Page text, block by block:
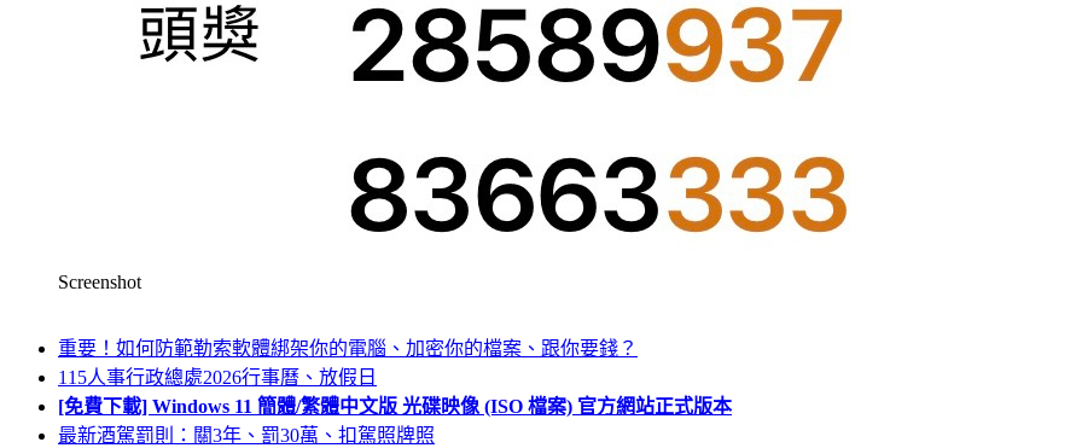
Screenshot
重要！如何防範勒索軟體綁架你的電腦、加密你的檔案、跟你要錢？
115人事行政總處2026行事曆、放假日
[免費下載] Windows 11 簡體/繁體中文版 光碟映像 (ISO 檔案) 官方網站正式版本
最新酒駕罰則：關3年、罰30萬、扣駕照牌照